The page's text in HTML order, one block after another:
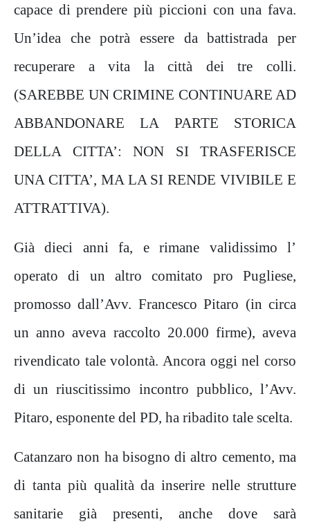
capace di prendere più piccioni con una fava.
Un’idea che potrà essere da battistrada per
recuperare a vita la città dei tre colli.
(SAREBBE UN CRIMINE CONTINUARE AD
ABBANDONARE LA PARTE STORICA
DELLA CITTA’: NON SI TRASFERISCE
UNA CITTA’, MA LA SI RENDE VIVIBILE E
ATTRATTIVA).
Già dieci anni fa, e rimane validissimo l’
operato di un altro comitato pro Pugliese,
promosso dall’Avv. Francesco Pitaro (in circa
un anno aveva raccolto 20.000 firme), aveva
rivendicato tale volontà. Ancora oggi nel corso
di un riuscitissimo incontro pubblico, l’Avv.
Pitaro, esponente del PD, ha ribadito tale scelta.
Catanzaro non ha bisogno di altro cemento, ma
di tanta più qualità da inserire nelle strutture
sanitarie già presenti, anche dove sarà